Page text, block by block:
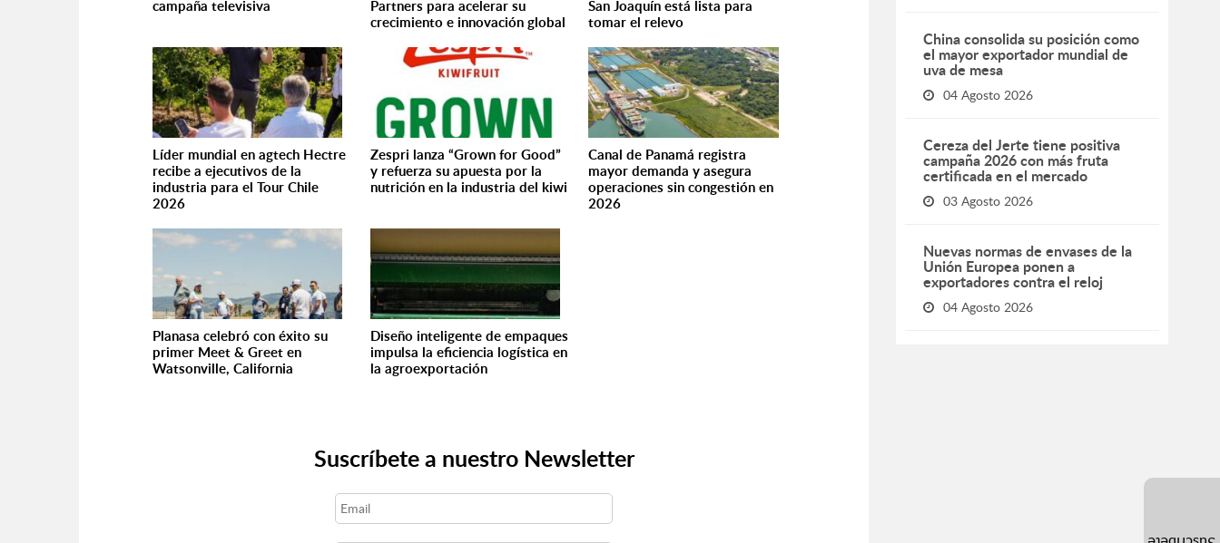
campaña televisiva
Partners para acelerar su
crecimiento e innovación global
San Joaquín está lista para
tomar el relevo
Líder mundial en agtech Hectre
recibe a ejecutivos de la
industria para el Tour Chile
2026
Zespri lanza “Grown for Good”
y refuerza su apuesta por la
nutrición en la industria del kiwi
Canal de Panamá registra
mayor demanda y asegura
operaciones sin congestión en
2026
Planasa celebró con éxito su
primer Meet & Greet en
Watsonville, California
Diseño inteligente de empaques
impulsa la eficiencia logística en
la agroexportación
Suscríbete a nuestro Newsletter
China consolida su posición como
el mayor exportador mundial de
uva de mesa
04 Agosto 2026
Cereza del Jerte tiene positiva
campaña 2026 con más fruta
certificada en el mercado
03 Agosto 2026
Nuevas normas de envases de la
Unión Europea ponen a
exportadores contra el reloj
04 Agosto 2026